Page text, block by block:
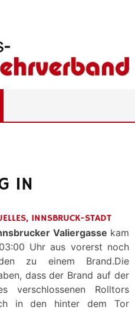
IN
, INNSBRUCK-STADT
Valiergasse kam
Uhr aus vorerst noch
zu einem Brand.Die
dass der Brand auf der
verschlossenen Rolltors
in den hinter dem Tor